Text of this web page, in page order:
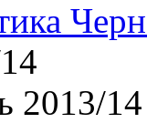
2013/14